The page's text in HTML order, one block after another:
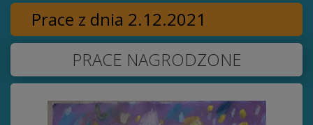
Prace z dnia 2.12.2021
PRACE NAGRODZONE